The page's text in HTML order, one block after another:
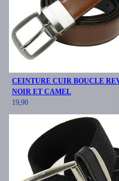
CEINTURE CUIR BOUCLE
NOIR ET CAMEL
19,90